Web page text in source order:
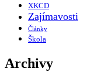
XKCD
Zajímavosti
Články
Škola
Archivy